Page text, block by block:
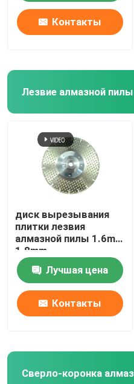
Контакты
Лезвие алмазной пилы
диск вырезывания
плитки лезвия
алмазной пилы 1.6mm
1.8mm
гальванизировать
Лучшая цена
Контакты
Сверло-коронка